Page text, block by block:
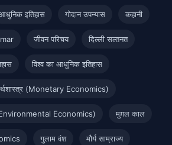
इतिहास गोदान उपन्यास कहानी
जीवन परिचय दिल्ली सल्तनत
विश्व का आधुनिक इतिहास
(Monetary Economics)
(Environmental Economics) मुग़ल काल
गुलाम वंश मौर्य साम्राज्य